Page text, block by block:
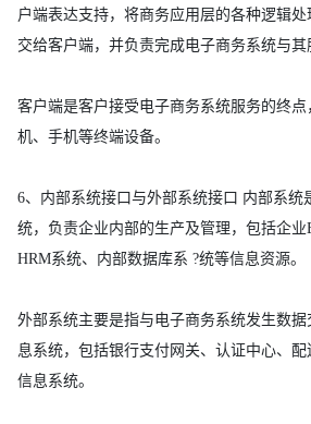
户端表达支持，将商务应用层的各种逻辑
交给客户端，并负责完成电子商务系统与其
客户端是客户接受电子商务系统服务的终
机、手机等终端设备。
6、内部系统接口与外部系统接口 内部系统
统，负责企业内部的生产及管理，包括企业
HRM系统、内部数据库系 ?统等信息资源。
外部系统主要是指与电子商务系统发生数
息系统，包括银行支付网关、认证中心、
信息系统。